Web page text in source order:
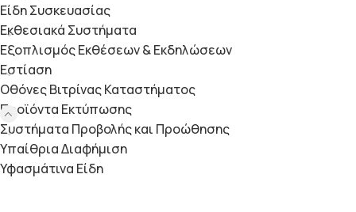
Είδη Συσκευασίας
Εκθεσιακά Συστήματα
Εξοπλισμός Εκθέσεων & Εκδηλώσεων
Εστίαση
Οθόνες Βιτρίνας Καταστήματος
Προϊόντα Εκτύπωσης
Συστήματα Προβολής και Προώθησης
Υπαίθρια Διαφήμιση
Υφασμάτινα Είδη